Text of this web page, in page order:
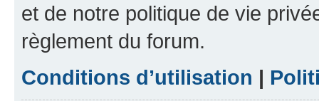
et de notre politique de vie
règlement du forum.
Conditions d’utilisation |